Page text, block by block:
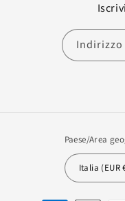
Indirizzo
Paese/Area
Italia (EUR